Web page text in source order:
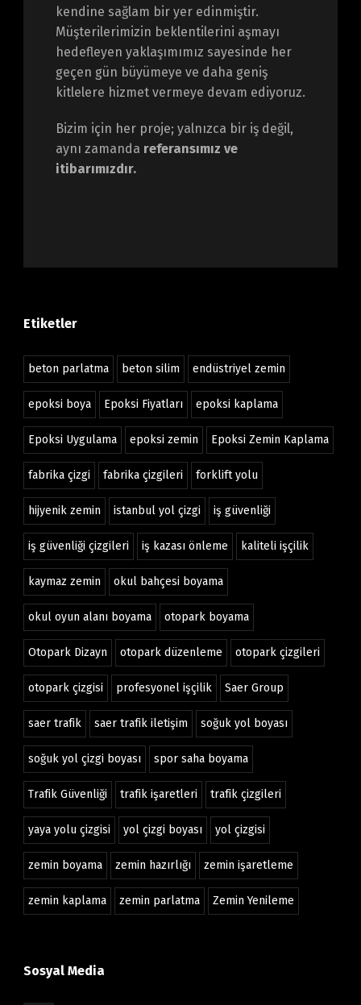
kendine sağlam bir yer edinmiştir.
Müşterilerimizin beklentilerini aşmayı
hedefleyen yaklaşımımız sayesinde her
geçen gün büyümeye ve daha geniş
kitlelere hizmet vermeye devam ediyoruz.
Bizim için her proje; yalnızca bir iş değil,
aynı zamanda referansımız ve
itibarımızdır.
Etiketler
beton parlatma beton silim endüstriyel zemin
epoksi boya Epoksi Fiyatları epoksi kaplama
Epoksi Uygulama epoksi zemin Epoksi Zemin Kaplama
fabrika çizgi fabrika çizgileri forklift yolu
hijyenik zemin istanbul yol çizgi iş güvenliği
iş güvenliği çizgileri iş kazası önleme kaliteli işçilik
kaymaz zemin okul bahçesi boyama
okul oyun alanı boyama otopark boyama
Otopark Dizayn otopark düzenleme otopark çizgileri
otopark çizgisi profesyonel işçilik Saer Group
saer trafik saer trafik iletişim soğuk yol boyası
soğuk yol çizgi boyası spor saha boyama
Trafik Güvenliği trafik işaretleri trafik çizgileri
yaya yolu çizgisi yol çizgi boyası yol çizgisi
zemin boyama zemin hazırlığı zemin işaretleme
zemin kaplama zemin parlatma Zemin Yenileme
Sosyal Media